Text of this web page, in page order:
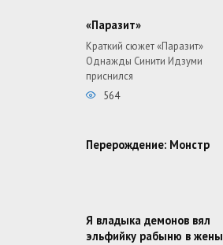
«Паразит»
Краткий сюжет «Паразит»
Однажды Синити Идзуми
приснился
564
Перерождение: Монстр
Я владыка демонов вял
эльфийку рабыню в жены